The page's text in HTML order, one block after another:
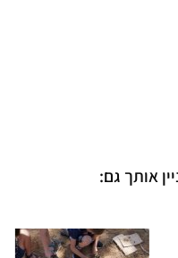
אותך גם: